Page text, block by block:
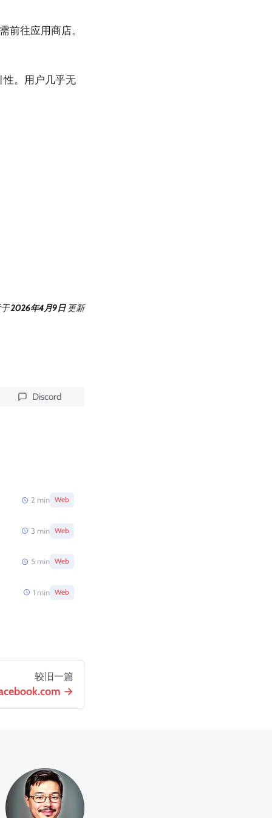
前往应用商店。
性。用户几乎无
于2026年4月9日 更新
Discord
2 min Web
3 min Web
5min Web
1 min Web
较旧一篇